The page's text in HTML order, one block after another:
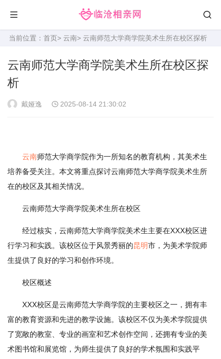
当前位置： 首页> 云南> 云南师范大学商学院美术生所在校区探析
云南师范大学商学院美术生所在校区探
析
戴娅逸 2025-08-14 21:30:02
云南师范大学商学院作为一所知名的教育机构，其美术生
培养备受关注。本文将重点探讨云南师范大学商学院美术生所
在的校区及其相关情况。
云南师范大学商学院美术生所在校区
经过核实，云南师范大学商学院美术生主要在XXX校区进
行学习和实践。该校区位于风景秀丽的昆明市，为美术学院师
生提供了良好的学习和创作环境。
校区概述
XXX校区是云南师范大学商学院的主要校区之一，拥有丰
富的教育资源和先进的教学设施。该校区不仅为美术学院提供
了宽敞的教室、专业的画室和艺术创作空间，还拥有专业的美
术图书馆和展览馆，为师生提供了良好的学术氛围和实践平